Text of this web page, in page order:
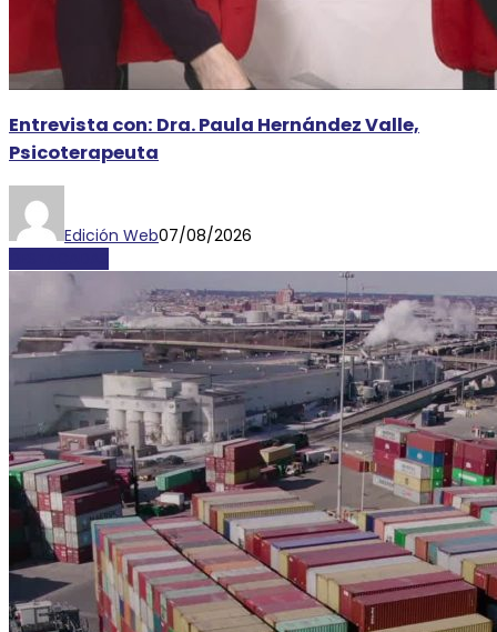
Entrevista con: Dra. Paula Hernández Valle,
Psicoterapeuta
Edición Web07/08/2026